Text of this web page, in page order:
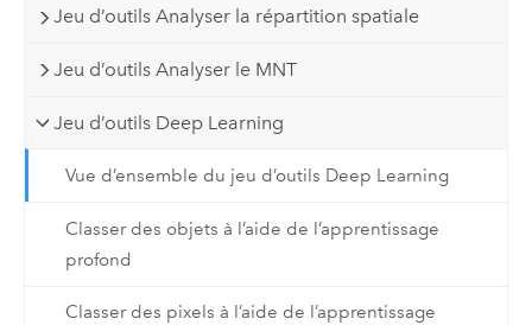
Jeu d’outils Analyser la répartition spatiale
Jeu d’outils Analyser le MNT
Jeu d’outils Deep Learning
Vue d’ensemble du jeu d’outils Deep Learning
Classer des objets à l’aide de l’apprentissage
profond
Classer des pixels à l’aide de l’apprentissage